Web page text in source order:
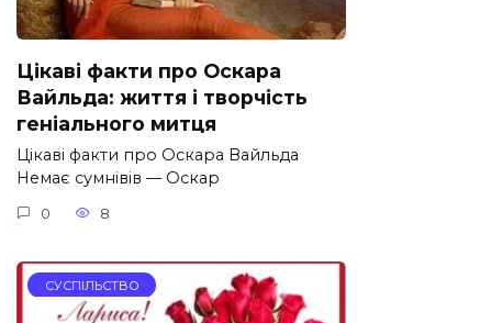
Цікаві факти про Оскара
Вайльда: життя і творчість
геніального митця
Цікаві факти про Оскара Вайльда
Немає сумнівів — Оскар
0 8
СУСПІЛЬСТВО